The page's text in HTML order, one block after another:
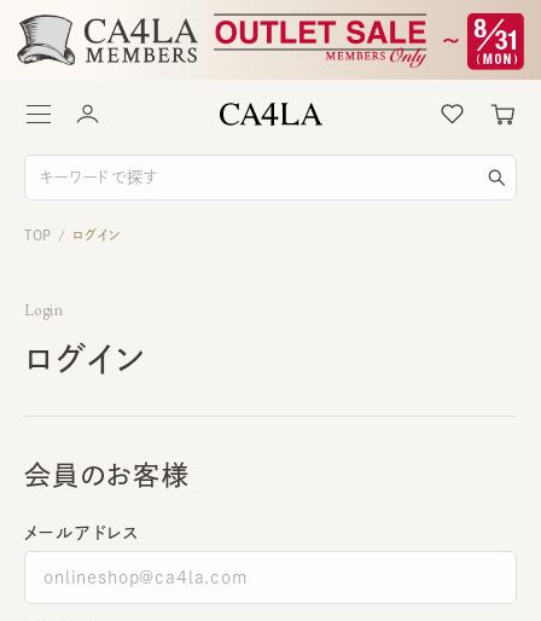
TOP / ログイン
Login
ログイン
会員のお客様
メールアドレス